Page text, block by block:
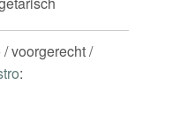
voorgerecht /
: